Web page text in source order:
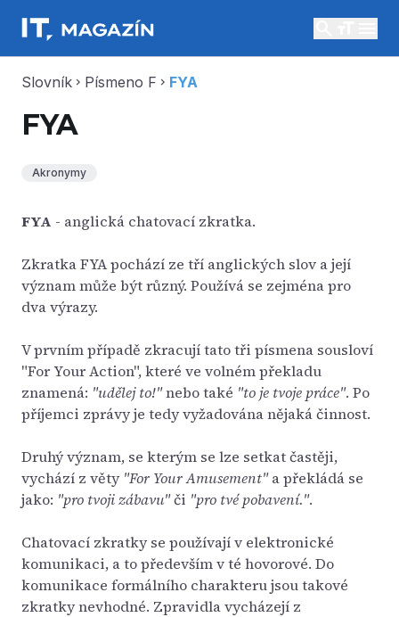
Slovník chevron_right Písmeno F chevron_right FYA
FYA
Akronymy
FYA - anglická chatovací zkratka.
Zkratka FYA pochází ze tří anglických slov a její
význam může být různý. Používá se zejména pro
dva výrazy.
V prvním případě zkracují tato tři písmena sousloví
"For Your Action", které ve volném překladu
znamená: "udělej to!"nebo také "to je tvoje práce". Po
příjemci zprávy je tedy vyžadována nějaká činnost.
Druhý význam, se kterým se lze setkat častěji,
vychází z věty "For Your Amusement"a překládá se
jako: "pro tvoji zábavu"či "pro tvé pobavení.".
Chatovací zkratky se používají v elektronické
komunikaci, a to především v té hovorové. Do
komunikace formálního charakteru jsou takové
zkratky nevhodné. Zpravidla vycházejí z